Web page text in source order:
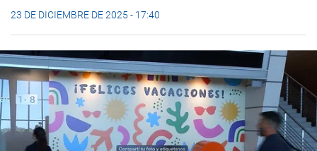
23 DE DICIEMBRE DE 2025 - 17:40